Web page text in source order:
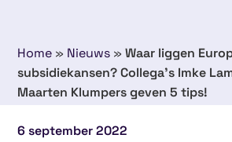
Home » Nieuws »Waar liggen
subsidiekansen? Collega’s Imke
Maarten Klumpers geven 5 tips!
6 september 2022